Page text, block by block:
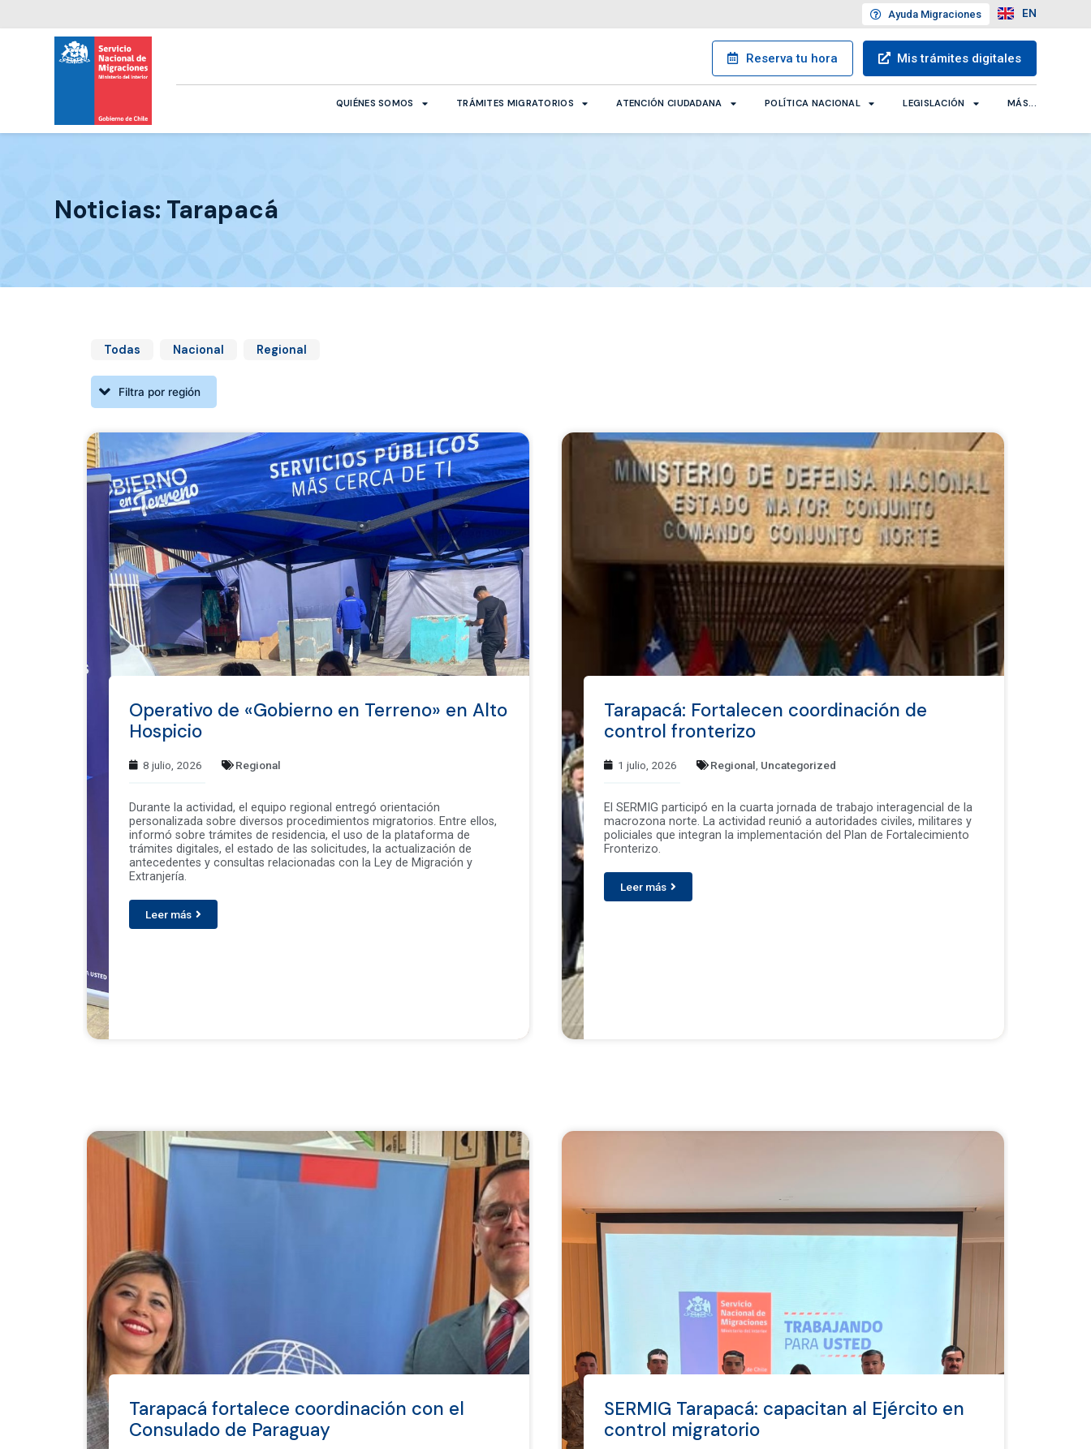
Ayuda Migraciones EN
Reservatu hora Mis trámites digitales
QUIÉNES SOMOS TRÁMITES MIGRATORIOS ATENCIÓN CIUDADANA POLÍTICA NACIONAL LEGISLACIÓN MÁS...
Noticias: Tarapacá
Todas Nacional Regional
Operativo de «Gobierno en Terreno» en Alto
Hospicio
8 julio, 2026 Regional
Durante la actividad, el equipo regional entregó orientación
personalizada sobre diversos procedimientos migratorios. Entre ellos,
informó sobre trámites de residencia, el uso de la plataforma de
trámites digitales, el estado de las solicitudes, la actualización de
antecedentes y consultas relacionadas con la Ley de Migración y
Extranjería.
Leer más
Tarapacá: Fortalecen coordinación de
control fronterizo
1 julio, 2026 Regional Uncategorized
El SERMIG participó en la cuarta jornada de trabajo interagencial de la
macrozona norte. La actividad reunió a autoridades civiles, militares y
policiales que integran la implementación del Plan de Fortalecimiento
Fronterizo.
Leer más
Tarapacá fortalece coordinación con el
Consulado de Paraguay
SERMIG Tarapacá: capacitan al Ejército en
control migratorio